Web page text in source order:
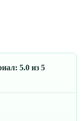
5.0 из 5